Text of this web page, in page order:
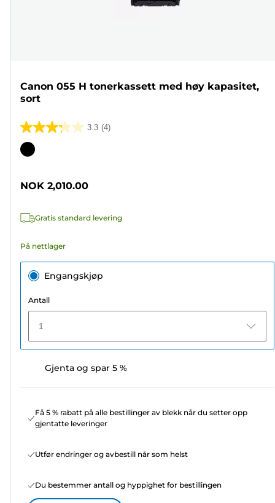
Canon 055 H tonerkassett med høy kapasitet,
sort
3.3 (4)
3.3
av
4
Fargekassett
NOK 2,010.00
Gratis standard levering
På nettlager
Engangskjøp
Antall
1
Gjenta og spar 5 %
Få 5 % rabatt på alle bestillinger av blekk når du setter opp
gjentatte leveringer
Utfør endringer og avbestill når som helst
Du bestemmer antall og hyppighet for bestillingen